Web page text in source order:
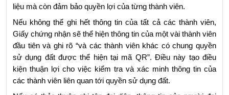
liệu mà còn đảm bảo quyền lợi của từng thành viên.
Nếu không thể ghi hết thông tin của tất cả các thành viên,
Giấy chứng nhận sẽ thể hiện thông tin của một vài thành viên
đầu tiên và ghi rõ “và các thành viên khác có chung quyền
sử dụng đất được thể hiện tại mã QR”. Điều này tạo điều
kiện thuận lợi cho việc kiểm tra và xác minh thông tin của
các thành viên liên quan tới quyền sử dụng đất.